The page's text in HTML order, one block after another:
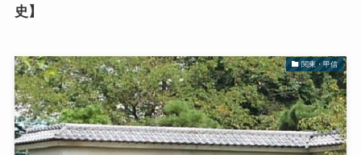
史】
関東・甲信